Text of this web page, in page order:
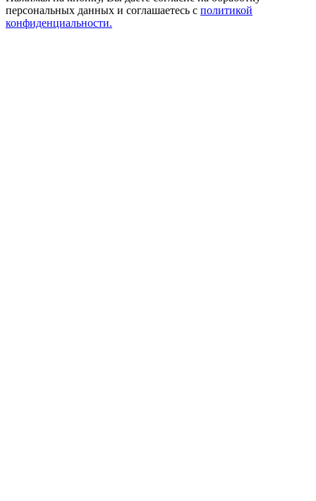
персональных данных и соглашаетесь с политикой
конфиденциальности.